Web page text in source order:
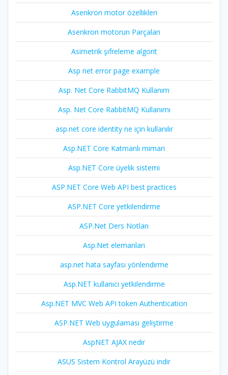
Asenkron motor özellikleri
Asenkron motorun Parçaları
Asimetrik şifreleme algorit
Asp net error page example
Asp. Net Core RabbitMQ Kullanım
Asp. Net Core RabbitMQ Kullanımı
asp.net core identity ne için kullanılır
Asp.NET Core Katmanlı mimari
Asp.NET Core üyelik sistemi
ASP.NET Core Web API best practices
ASP.NET Core yetkilendirme
ASP.Net Ders Notları
Asp.Net elemanları
asp.net hata sayfası yönlendirme
Asp.NET kullanıcı yetkilendirme
Asp.NET MVC Web API token Authentication
ASP.NET Web uygulaması geliştirme
AspNET AJAX nedir
ASUS Sistem Kontrol Arayüzü indir